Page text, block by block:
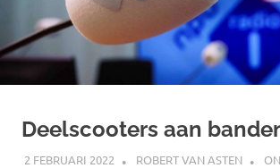
Deelscooters aan
2 FEBRUARI 2022 ROBERT VAN ASTEN